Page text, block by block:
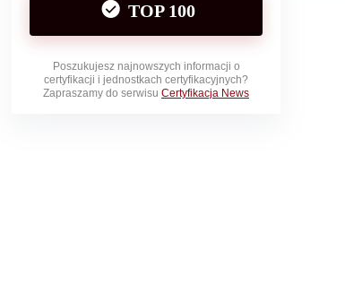
TOP 100
Poszukujesz najnowszych informacji o
certyfikacji i jednostkach certyfikacyjnych?
Zapraszamy do serwisu Certyfikacja News